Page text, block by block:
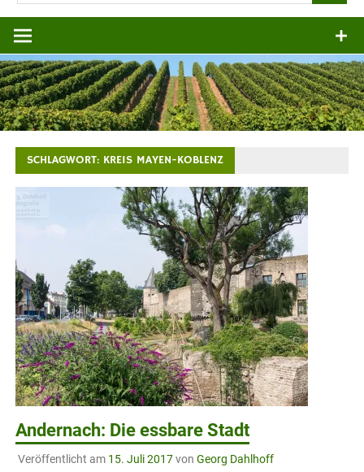
SCHLAGWORT: KREIS MAYEN-KOBLENZ
Andernach: Die essbare Stadt
Veröffentlicht am 15. Juli 2017von Georg Dahlhoff